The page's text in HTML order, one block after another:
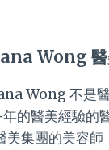
Wong 醫
Wong 不是
的醫美經驗的
美集團的美容師